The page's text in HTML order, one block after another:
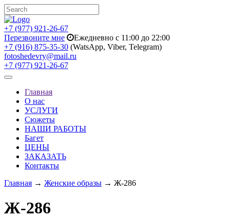
+7 (977) 921-26-67
Перезвоните мне
Ежедневно с 11:00 до 22:00
+7 (916) 875-35-30 (WatsApp, Viber, Telegram)
fotoshedevry@mail.ru
+7 (977) 921-26-67
Toggle
navigationГлавная
О нас
УСЛУГИ
Сюжеты
НАШИ РАБОТЫ
Багет
ЦЕНЫ
ЗАКАЗАТЬ
Контакты
Главная → Женские образы → Ж-286
Ж-286